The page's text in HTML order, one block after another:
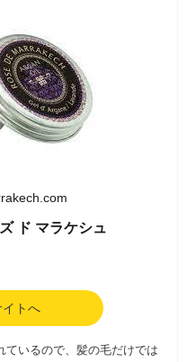
ド マラケシュ
トへ
ているので、髪の毛だけでは